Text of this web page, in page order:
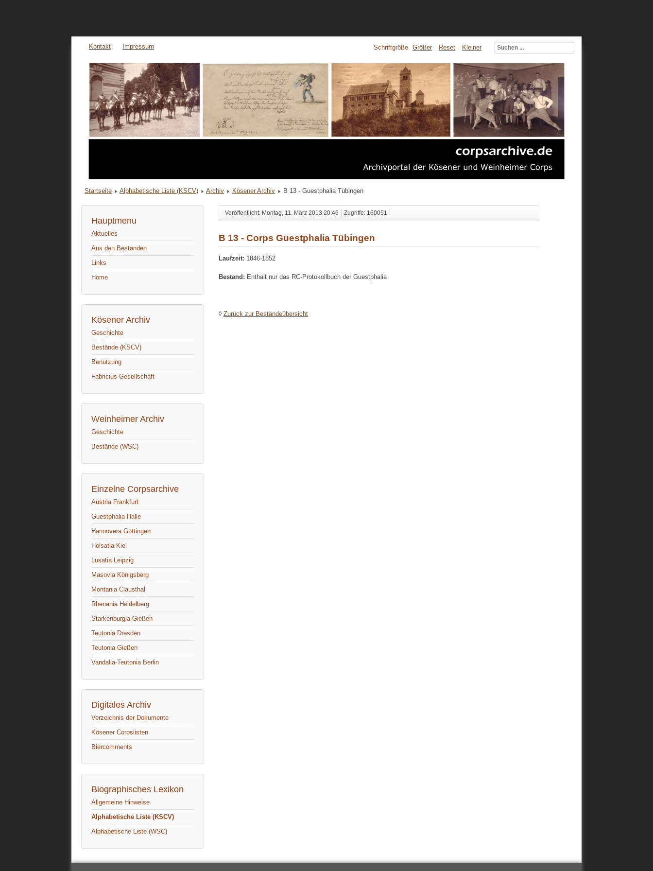
Kontakt Impressum Schriftgröße Größer Reset Kleiner
Startseite Alphabetische Liste (KSCV) Archiv Kösener Archiv B 13 - Guestphalia Tübingen
Hauptmenu
Aktuelles
Aus den Beständen
Links
Home
Kösener Archiv
Geschichte
Bestände (KSCV)
Benutzung
Fabricius-Gesellschaft
Weinheimer Archiv
Geschichte
Bestände (WSC)
Einzelne Corpsarchive
Austria Frankfurt
Guestphalia Halle
Hannovera Göttingen
Holsatia Kiel
Lusatia Leipzig
Masovia Königsberg
Montania Clausthal
Rhenania Heidelberg
Starkenburgia Gießen
Teutonia Dresden
Teutonia Gießen
Vandalia-Teutonia Berlin
Digitales Archiv
Verzeichnis der Dokumente
Kösener Corpslisten
Biercomments
Biographisches Lexikon
Allgemeine Hinweise
Alphabetische Liste (KSCV)
Alphabetische Liste (WSC)
Veröffentlicht: Montag, 11. März 2013 20:46 Zugriffe: 160051
B 13 - Corps Guestphalia Tübingen
Laufzeit: 1846-1852
Bestand: Enthält nur das RC-Protokollbuch der Guestphalia
◊ Zurück zur Beständeübersicht